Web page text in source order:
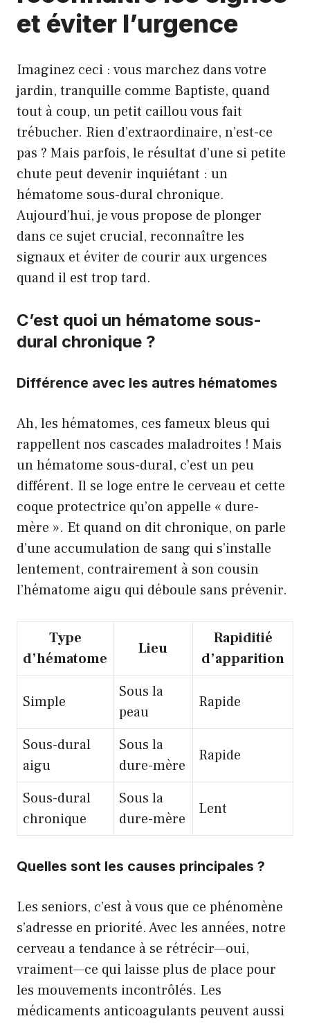
et éviter l’urgence
Imaginez ceci : vous marchez dans votre
jardin, tranquille comme Baptiste, quand
tout à coup, un petit caillou vous fait
trébucher. Rien d’extraordinaire, n’est-ce
pas ? Mais parfois, le résultat d’une si petite
chute peut devenir inquiétant : un
hématome sous-dural chronique.
Aujourd’hui, je vous propose de plonger
dans ce sujet crucial, reconnaître les
signaux et éviter de courir aux urgences
quand il est trop tard.
C’est quoi un hématome sous-
dural chronique ?
Différence avec les autres hématomes
Ah, les hématomes, ces fameux bleus qui
rappellent nos cascades maladroites ! Mais
un hématome sous-dural, c’est un peu
différent. Il se loge entre le cerveau et cette
coque protectrice qu’on appelle « dure-
mère ». Et quand on dit chronique, on parle
d’une accumulation de sang qui s’installe
lentement, contrairement à son cousin
l’hématome aigu qui déboule sans prévenir.
Type
d’hématome
Lieu
Rapiditié
d’apparition
Simple
Sous la
peau
Rapide
Sous-dural
aigu
Sous la
dure-mère
Rapide
Sous-dural
chronique
Sous la
dure-mère
Lent
Quelles sont les causes principales ?
Les seniors, c’est à vous que ce phénomène
s’adresse en priorité. Avec les années, notre
cerveau a tendance à se rétrécir—oui,
vraiment—ce qui laisse plus de place pour
les mouvements incontrôlés. Les
médicaments anticoagulants peuvent aussi